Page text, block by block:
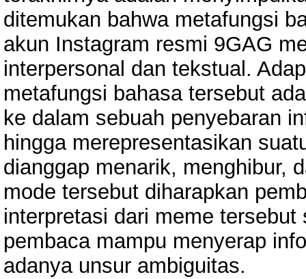
ditemukan bahwa metafungsi
akun Instagram resmi 9GAG
interpersonal dan tekstual.
metafungsi bahasa tersebut
ke dalam sebuah penyebaran
hingga merepresentasikan
dianggap menarik, menghibur,
mode tersebut diharapkan
interpretasi dari meme
pembaca mampu menyerap
adanya unsur ambiguitas.